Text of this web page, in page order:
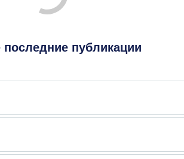
последние публикации